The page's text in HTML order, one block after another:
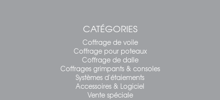
CATÉGORIES
Coffrage de voile
Coffrage pour poteaux
Coffrage de dalle
Coffrages grimpants & consoles
Systèmes d'étaiements
Accessoires & Logiciel
Vente spéciale